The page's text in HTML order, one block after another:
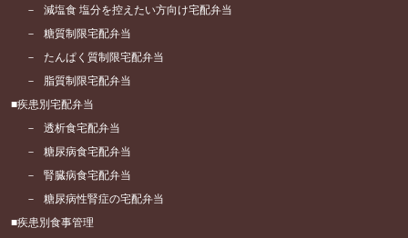
減塩食 塩分を控えたい方向け宅配弁当
糖質制限宅配弁当
たんぱく質制限宅配弁当
脂質制限宅配弁当
疾患別宅配弁当
透析食宅配弁当
糖尿病食宅配弁当
腎臓病食宅配弁当
糖尿病性腎症の宅配弁当
疾患別食事管理